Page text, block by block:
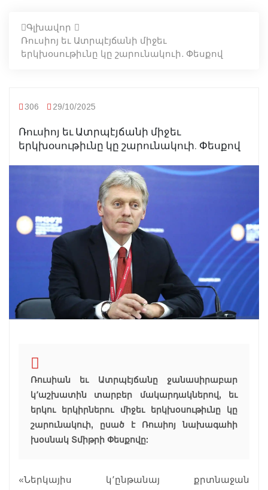
Գլխավոր
Ռուսիոյ եւ Ատրպէյճանի միջեւ
երկխօսութիւնը կը շարունակուի. Փեսքով
306 29/10/2025
Ռուսիոյ եւ Ատրպէյճանի միջեւ
երկխօսութիւնը կը շարունակուի. Փեսքով
Ռուսիան եւ Ատրպէյճանը ջանասիրաբար
կ՚աշխատին տարբեր մակարդակներով, եւ
երկու երկիրներու միջեւ երկխօսութիւնը կը
շարունակուի, ըսած է Ռուսիոյ նախագահի
խօսնակ Տմիթրի Փեսքովը:
«Ներկայիս կ՚ընթանայ քրտնաջան